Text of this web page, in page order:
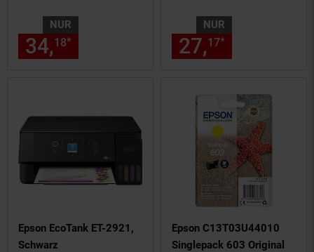
NUR
34,18* € Sternchen
NUR
27,17*
Epson EcoTank ET-2921,
Schwarz
Epson C13T03U44010
Singlepack 603 Original